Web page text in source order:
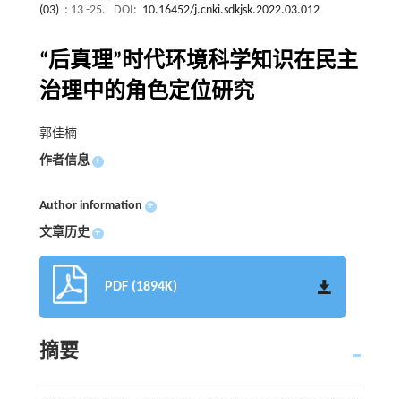
(03) : 13 -25. DOI: 10.16452/j.cnki.sdkjsk.2022.03.012
“后真理”时代环境科学知识在民主
治理中的角色定位研究
郭佳楠
作者信息 +
Author information +
文章历史 +
PDF (1894K)
摘要